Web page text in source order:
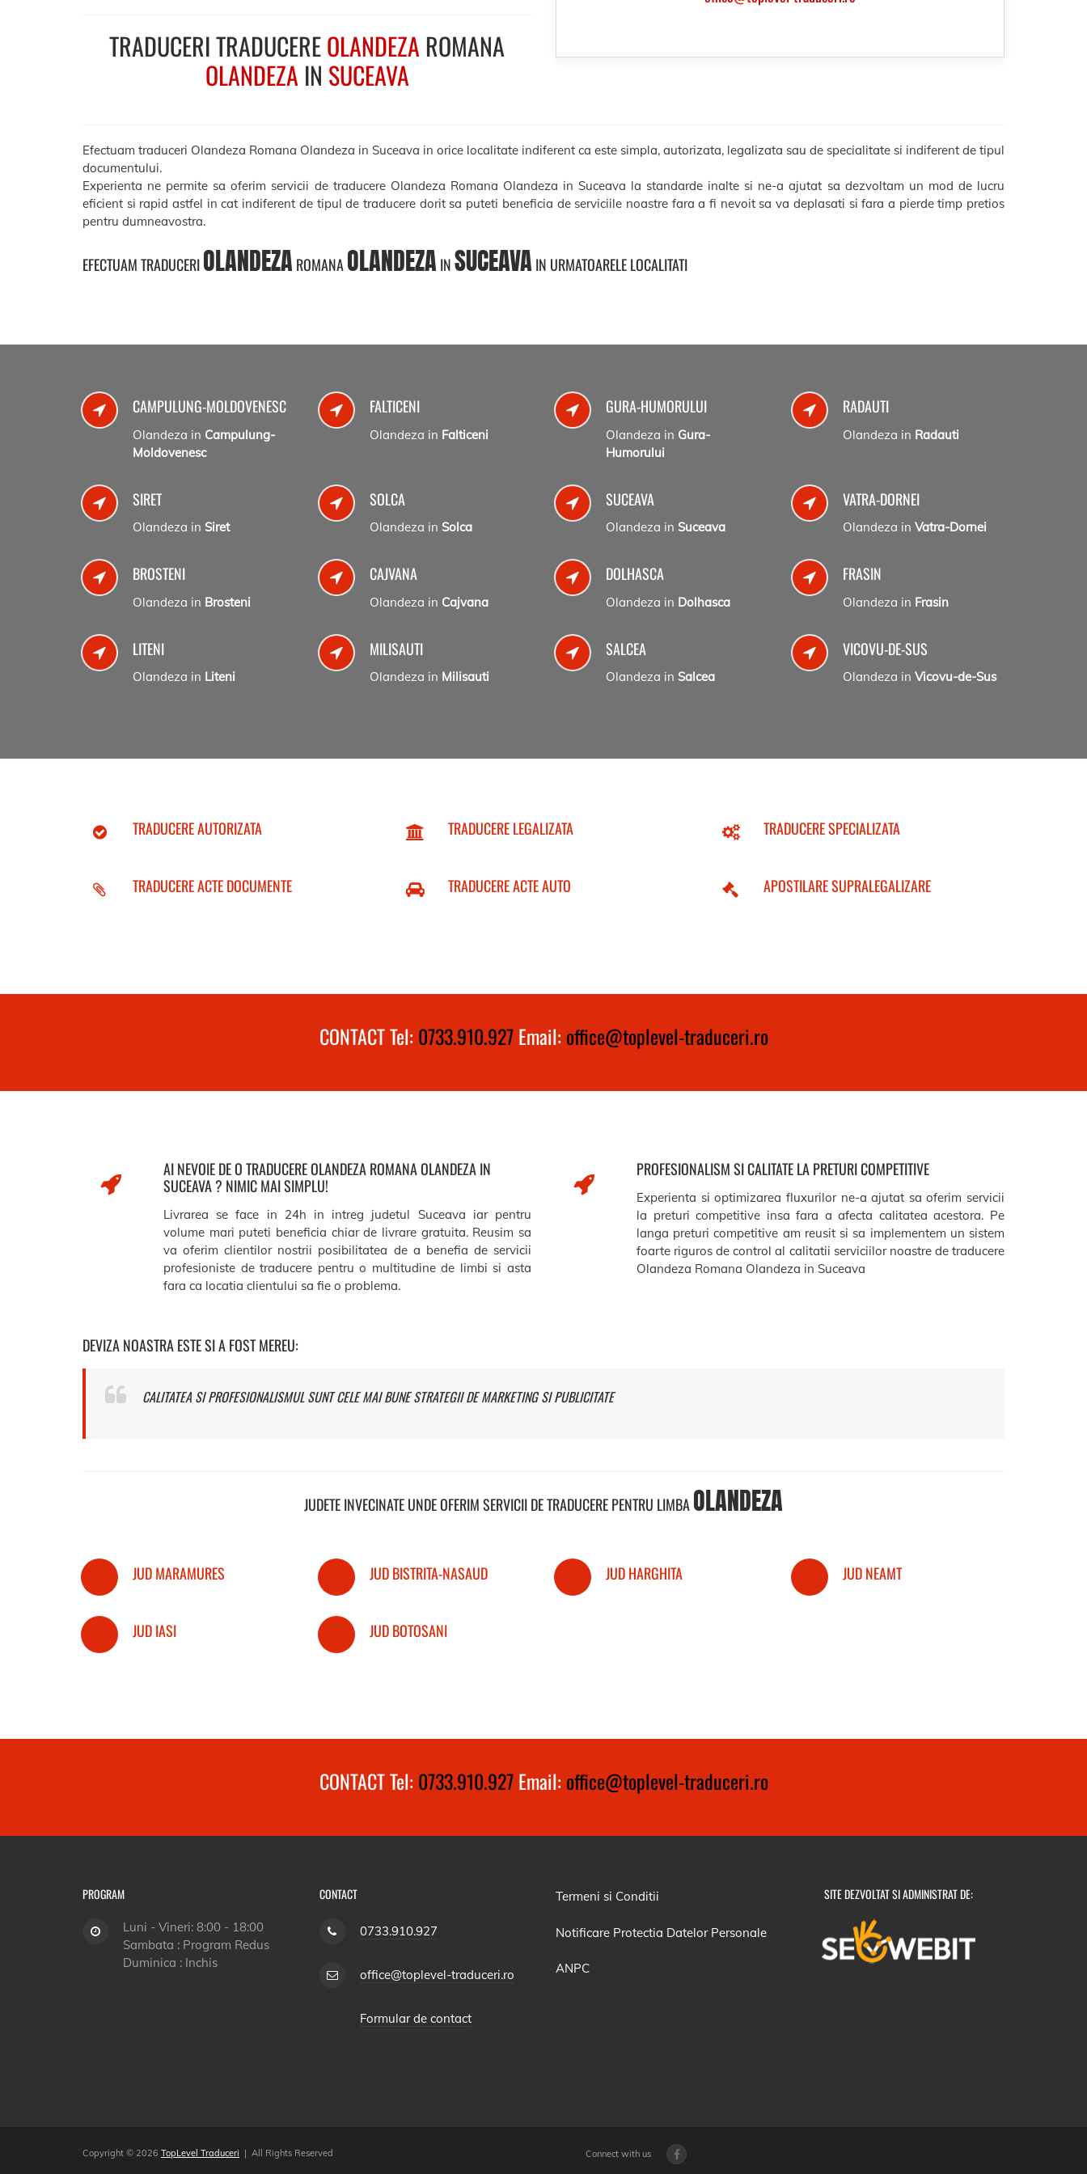
TRADUCERI TRADUCEREOLANDEZA ROMANA
OLANDEZA IN SUCEAVA
Efectuam traduceri Olandeza Romana Olandeza in Suceava in orice localitate indiferent ca este simpla, autorizata, legalizata sau de specialitate si indiferent de tipul
documentului.
Experienta ne permite sa oferim servicii de traducere Olandeza Romana Olandeza in Suceava la standarde inalte si ne-a ajutat sa dezvoltam un mod de lucru
eficient si rapid astfel in cat indiferent de tipul de traducere dorit sa puteti beneficia de serviciile noastre fara a fi nevoit sa va deplasati si fara a pierde timp pretios
pentru dumneavostra.
EFECTUAM TRADUCERIOLANDEZA ROMANAOLANDEZA INSUCEAVA IN URMATOARELE LOCALITATI
CAMPULUNG-MOLDOVENESC
Olandeza in Campulung-
Moldovenesc
FALTICENI
Olandeza in Falticeni
GURA-HUMORULUI
Olandeza in Gura-
Humorului
RADAUTI
Olandeza in Radauti
SIRET
Olandeza in Siret
SOLCA
Olandeza in Solca
SUCEAVA
Olandeza in Suceava
VATRA-DORNEI
Olandeza in Vatra-Dornei
BROSTENI
Olandeza in Brosteni
CAJVANA
Olandeza in Cajvana
DOLHASCA
Olandeza in Dolhasca
FRASIN
Olandeza in Frasin
LITENI
Olandeza in Liteni
MILISAUTI
Olandeza in Milisauti
SALCEA
Olandeza in Salcea
VICOVU-DE-SUS
Olandeza in Vicovu-de-Sus
TRADUCERE AUTORIZATA TRADUCERE LEGALIZATA TRADUCERE SPECIALIZATA
TRADUCERE ACTE DOCUMENTE TRADUCERE ACTE AUTO APOSTILARE SUPRALEGALIZARE
CONTACT Tel: 0733.910.927Email: office@toplevel-traduceri.ro
AI NEVOIE DE O TRADUCERE OLANDEZA ROMANA OLANDEZA IN
SUCEAVA ? NIMIC MAI SIMPLU!
Livrarea se face in 24h in intreg judetul Suceava iar pentru
volume mari puteti beneficia chiar de livrare gratuita. Reusim sa
va oferim clientilor nostrii posibilitatea de a benefia de servicii
profesioniste de traducere pentru o multitudine de limbi si asta
fara ca locatia clientului sa fie o problema.
PROFESIONALISM SI CALITATE LA PRETURI COMPETITIVE
Experienta si optimizarea fluxurilor ne-a ajutat sa oferim servicii
la preturi competitive insa fara a afecta calitatea acestora. Pe
langa preturi competitive am reusit si sa implementem un sistem
foarte riguros de control al calitatii serviciilor noastre de traducere
Olandeza Romana Olandeza in Suceava
DEVIZA NOASTRA ESTE SI A FOST MEREU:
CALITATEA SI PROFESIONALISMUL SUNT CELE MAI BUNE STRATEGII DE MARKETING SI PUBLICITATE
JUDETE INVECINATE UNDE OFERIM SERVICII DE TRADUCERE PENTRU LIMBAOLANDEZA
JUD MARAMURES JUD BISTRITA-NASAUD JUD HARGHITA JUD NEAMT
JUD IASI JUD BOTOSANI
CONTACT Tel: 0733.910.927Email: office@toplevel-traduceri.ro
PROGRAM
Luni - Vineri: 8:00 - 18:00
Sambata : Program Redus
Duminica : Inchis
CONTACT
0733.910.927
office@toplevel-traduceri.ro
Formular de contact
Termeni si Conditii
Notificare Protectia Datelor Personale
ANPC
SITE DEZVOLTAT SI ADMINISTRAT DE:
Copyright © 2026 TopLevel Traduceri | All Rights Reserved Connect with us